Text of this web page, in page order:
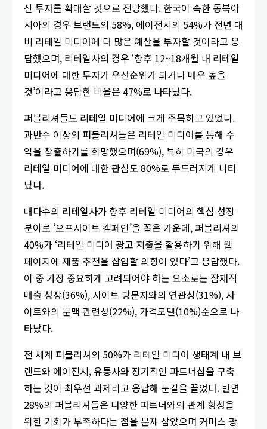
산 투자를 확대할 것으로 전망했다. 한국이 속한 동북아
시아의 경우 브랜드의 58%, 에이전시의 54%가 전년 대
비 리테일 미디어에 더 많은 예산을 투자할 것이라고 응
답했으며, 리테일사의 경우 ‘향후 12~18개월 내 리테일
미디어에 대한 투자가 우선순위가 되거나 매우 높을
것’이라고 응답한 비율은 47%로 나타났다.
퍼블리셔들도 리테일 미디어에 크게 주목하고 있었다.
과반수 이상의 퍼블리셔들은 리테일 미디어를 통해 수
익을 창출하기를 희망했으며(69%), 특히 미국의 경우
리테일 미디어에 대한 관심도 80%로 두드러지게 나타
났다.
대다수의 리테일사가 향후 리테일 미디어의 핵심 성장
분야로 ‘오프사이트 캠페인’을 꼽은 가운데, 퍼블리셔의
40%가 ‘리테일 미디어 광고 지출을 활용하기 위해 웹
페이지에 제품 추천을 삽입할 의향이 있다’고 응답했다.
이 중 가장 중요하게 고려되어야 하는 요소로는 잠재적
매출 성장(36%), 사이트 방문자와의 연관성(31%), 사
이트와의 문맥 관련성(22%), 가격모델(10%)순으로 나
타났다.
전 세계 퍼블리셔의 50%가 리테일 미디어 생태계 내 브
랜드와 에이전시, 유통사와 장기적인 파트너십을 구축
하는 것이 최우선 과제라고 응답해 눈길을 끌었다. 반면
28%의 퍼블리셔들은 다양한 파트너와의 관계 형성을
위한 기회가 부족하다는 점을 문제 삼았으며 커머스 광